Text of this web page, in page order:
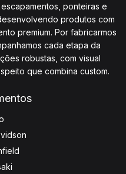
ponteiras e
produtos com
premium. Por fabricarmos
cada etapa da
robustas, com visual
que combina custom.